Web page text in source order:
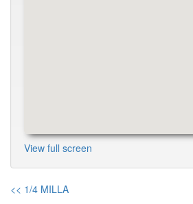
View full screen
<< 1/4 MILLA